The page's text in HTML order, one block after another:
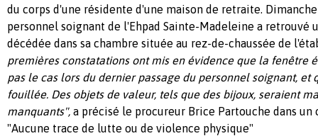
du corps d'une résidente d'une maison de retraite.
personnel soignant de l'Ehpad Sainte-Madeleine a retrouvé
décédée dans sa chambre située au rez-de-chaussée de
premières constatations ont mis en évidence que la fenêtre
pas le cas lors du dernier passage du personnel soignant, et
fouillée. Des objets de valeur, tels que des bijoux, seraient
manquants", a précisé le procureur Brice Partouche dans un
"Aucune trace de lutte ou de violence physique"